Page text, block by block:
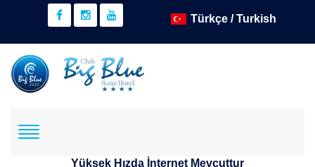
Yüksek Hızda İnternet Mevcuttur